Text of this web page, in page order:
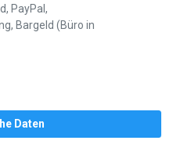
PayPal,
Bargeld (Büro in
Daten